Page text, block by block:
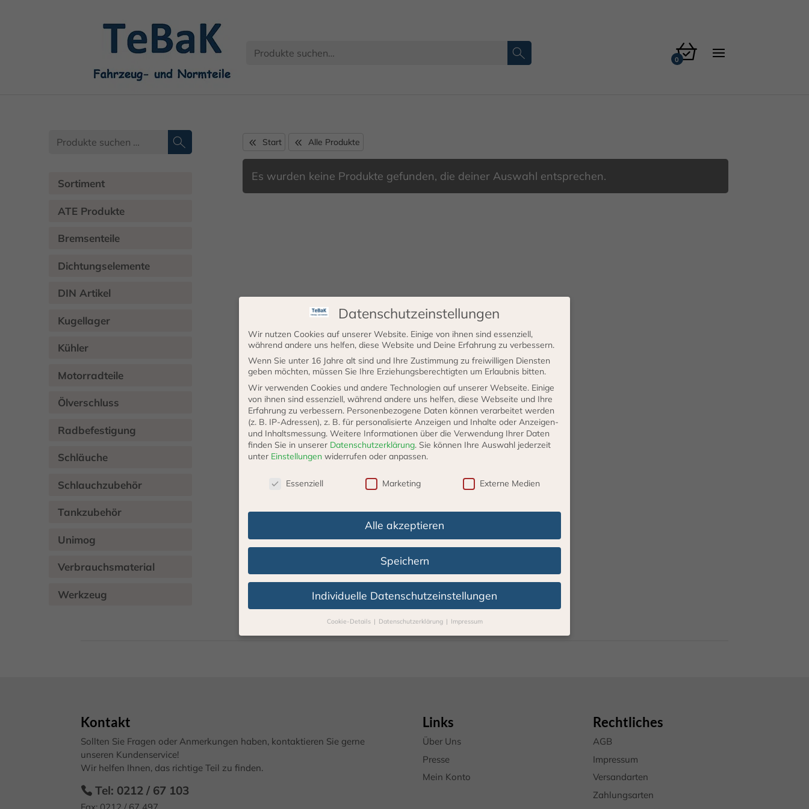
Start Alle Produkte
Es wurden keine Produkte gefunden, die deiner Auswahl entsprechen.
Sortiment
ATE Produkte
Bremsenteile
Dichtungselemente
DIN Artikel
Kugellager
Kühler
Motorradteile
Ölverschluss
Radbefestigung
Schläuche
Schlauchzubehör
Tankzubehör
Unimog
Verbrauchsmaterial
Werkzeug
Kontakt
Sollten Sie Fragen oder Anmerkungen haben, kontaktieren Sie gerne
unseren Kundenservice!
Wir helfen Ihnen, das richtige Teil zu finden.
Tel: 0212 / 67 103
Links
Über Uns
Presse
Mein Konto
Rechtliches
AGB
Impressum
Versandarten
Zahlungsarten
Datenschutzeinstellungen
Wir nutzen Cookies auf unserer Website. Einige von ihnen sind essenziell,
während andere uns helfen, diese Website und Deine Erfahrung zu verbessern.
Wenn Sie unter 16 Jahre alt sind und Ihre Zustimmung zu freiwilligen Diensten
geben möchten, müssen Sie Ihre Erziehungsberechtigten um Erlaubnis bitten.
Wir verwenden Cookies und andere Technologien auf unserer Webseite. Einige
von ihnen sind essenziell, während andere uns helfen, diese Webseite und Ihre
Erfahrung zu verbessern. Personenbezogene Daten können verarbeitet werden
(z. B. IP-Adressen), z. B. für personalisierte Anzeigen und Inhalte oder Anzeigen-
und Inhaltsmessung. Weitere Informationen über die Verwendung Ihrer Daten
finden Sie in unserer Datenschutzerklärung. Sie können Ihre Auswahl jederzeit
unter Einstellungen widerrufen oder anpassen.
Essenziell Marketing Externe Medien
Alle akzeptieren
Speichern
Individuelle Datenschutzeinstellungen
Cookie-Details Datenschutzerklärung Impressum
Datenschutzeinstellungen
(z. B. IP-Adressen), z. B. für personalisierte Anzeigen und Inhalte oder Anzeigen-
Weitere Informationen über die Verwendung Ihrer Daten
finden Sie in unsererDatenschutzerklärung
Einwilligung zu ganzen Kategorien geben oder sich weitere Informationen
anzeigen lassen und so nur bestimmte Cookies auswählen.